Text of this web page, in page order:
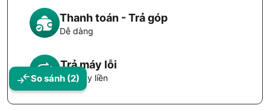
So sánh (2)
Thanh toán - Trả góp
Dễ dàng
Trả máy lỗi
Đổi máy liền